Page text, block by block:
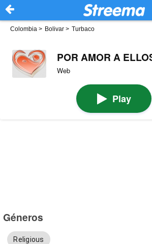
Colombia > Bolivar > Turbaco
POR AMOR A
Web
Play
Géneros
Religious